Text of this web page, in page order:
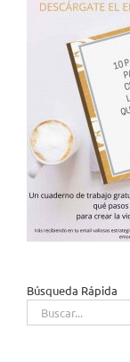
Búsqueda Rápida
Buscar: